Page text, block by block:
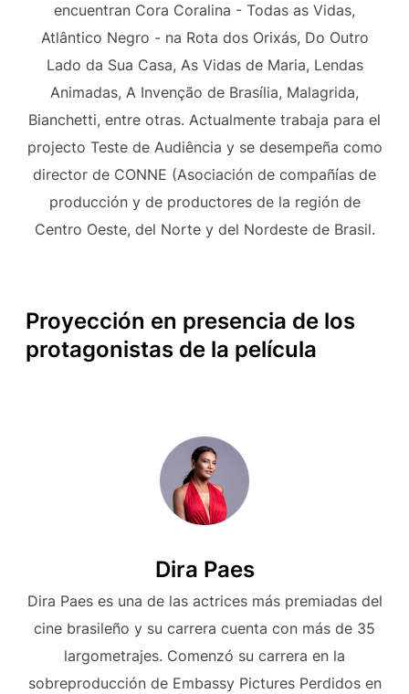
encuentran Cora Coralina - Todas as Vidas,
Atlântico Negro - na Rota dos Orixás, Do Outro
Lado da Sua Casa, As Vidas de Maria, Lendas
Animadas, A Invenção de Brasília, Malagrida,
Bianchetti, entre otras. Actualmente trabaja para el
projecto Teste de Audiência y se desempeña como
director de CONNE (Asociación de compañías de
producción y de productores de la región de
Centro Oeste, del Norte y del Nordeste de Brasil.
Proyección en presencia de los
protagonistas de la película
Dira Paes
Dira Paes es una de las actrices más premiadas del
cine brasileño y su carrera cuenta con más de 35
largometrajes. Comenzó su carrera en la
sobreproducción de Embassy Pictures Perdidos en